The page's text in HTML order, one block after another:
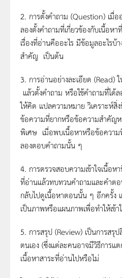
2. การตั้งคำถาม (Question) เมื่
ลองตั้งคำถามที่เกี่ยวข้องกับเนื้อห
เรื่องที่อ่านคืออะไร มีข้อมูลอะไร
สำคัญ เป็นต้น
3. การอ่านอย่างละเอียด (Read)
แล้วตั้งคำถาม หรือใช้คำถามที่ไ
ให้คิด แปลความหมาย วิเคราะห์สิ่
ข้อความที่ยากหรือข้อความสำคัญ
พิเศษ เมื่อพบเนื้อหาหรือข้อควา
ลองตอบคำถามนั้น ๆ
4. การตรวจสอบความเข้าใจเนื้อ
ที่อ่านแล้วทบทวนคำถามและคำต
กลับไปดูเนื้อหาตอนนั้น ๆ อีกครั้ง
เป็นภาพหรือแผนภาพเพื่อทำให้เข้า
5. การสรุป (Review) เป็นการส
ตนเอง (ซึ่งแต่ละคนอาจมีวิธีการแ
เนื้อหาสาระที่อ่านไปหรือไม่